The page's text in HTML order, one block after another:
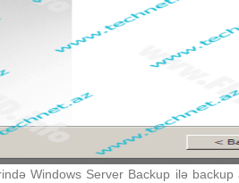
Windows Server Backup ilə backup